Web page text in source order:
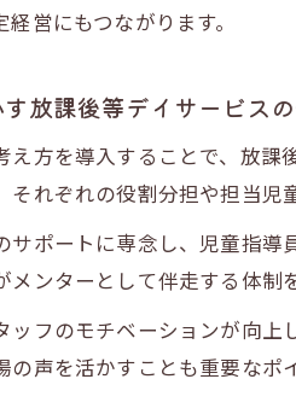
放
人
効
放
安
放
営にもつながります。
放課後等デイサービス
え方を導入することで、放
れぞれの役割分担や担当児
サポートに専念し、児童指
メンターとして伴走する体制
ッフのモチベーションが向
声を活かすことも重要なポ